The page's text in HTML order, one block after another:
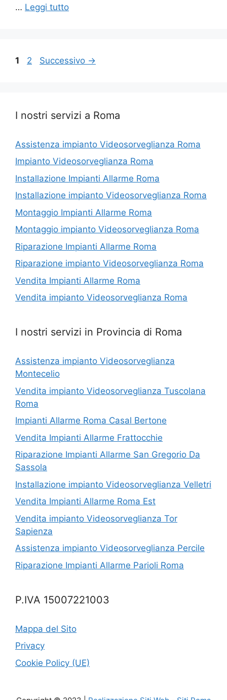
… Leggi tutto
Pagina
1 Pagina
2 Successivo →
I nostri servizi a Roma
Assistenza impianto Videosorveglianza Roma
Impianto Videosorveglianza Roma
Installazione Impianti Allarme Roma
Installazione impianto Videosorveglianza Roma
Montaggio Impianti Allarme Roma
Montaggio impianto Videosorveglianza Roma
Riparazione Impianti Allarme Roma
Riparazione impianto Videosorveglianza Roma
Vendita Impianti Allarme Roma
Vendita impianto Videosorveglianza Roma
I nostri servizi in Provincia di Roma
Assistenza impianto Videosorveglianza
Montecelio
Vendita impianto Videosorveglianza Tuscolana
Roma
Impianti Allarme Roma Casal Bertone
Vendita Impianti Allarme Frattocchie
Riparazione Impianti Allarme San Gregorio Da
Sassola
Installazione impianto Videosorveglianza Velletri
Vendita Impianti Allarme Roma Est
Vendita impianto Videosorveglianza Tor
Sapienza
Assistenza impianto Videosorveglianza Percile
Riparazione Impianti Allarme Parioli Roma
P.IVA 15007221003
Mappa del Sito
Privacy
Cookie Policy (UE)